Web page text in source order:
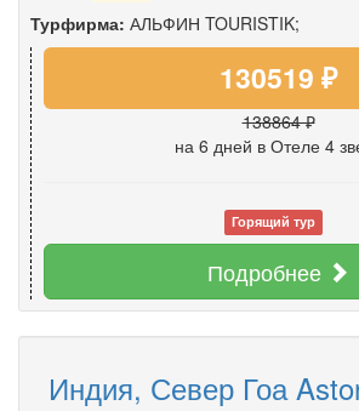
Турфирма: АЛЬФИН TOURISTIK;
130519 ₽
138864 ₽
на 6 дней в Отеле 4
Горящий тур
Подробнее
Индия, Север Гоа